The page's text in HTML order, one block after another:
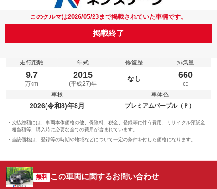
このクルマは2026/05/23まで掲載されていた車輛です。
掲載終了
走行距離
9.7
万km
年式
2015
(平成27)年
修復歴
なし
排気量
660
cc
車検
2026(令和8)年8月
車体色
プレミアムパープル（Ｐ）
支払総額には、車両本体価格の他、保険料、税金、登録等に伴う費用、リサイクル預託金
相当額等、購入時に必要な全ての費用が含まれています。
当該価格は、登録等の時期や地域などについて一定の条件を付した価格になります。
無料 この車両に関するお問い合わせ